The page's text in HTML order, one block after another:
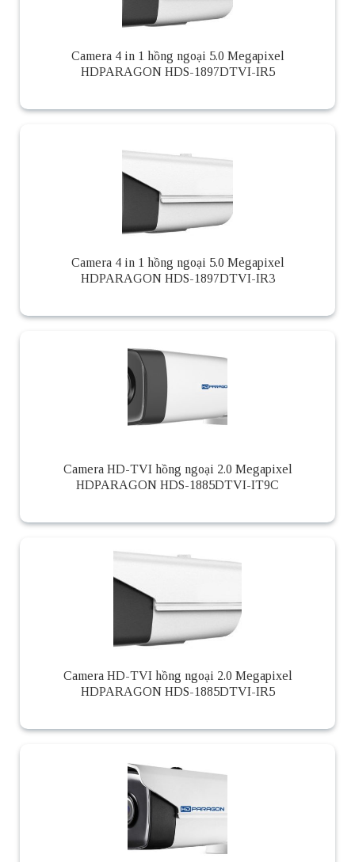
Camera 4 in 1 hồng ngoại 5.0 Megapixel
HDPARAGON HDS-1897DTVI-IR5
Camera 4 in 1 hồng ngoại 5.0 Megapixel
HDPARAGON HDS-1897DTVI-IR3
Camera HD-TVI hồng ngoại 2.0 Megapixel
HDPARAGON HDS-1885DTVI-IT9C
Camera HD-TVI hồng ngoại 2.0 Megapixel
HDPARAGON HDS-1885DTVI-IR5